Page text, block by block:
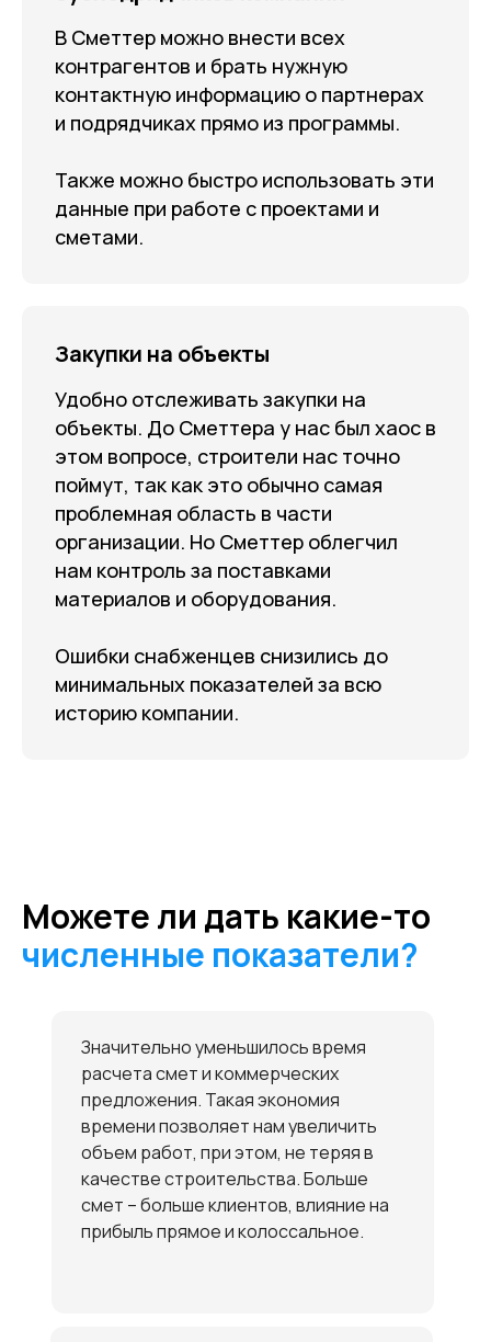
В Сметтер можно внести всех
контрагентов и брать нужную
контактную информацию о партнерах
и подрядчиках прямо из программы.
Также можно быстро использовать эти
данные при работе с проектами и
сметами.
Закупки на объекты
Удобно отслеживать закупки на
объекты. До Сметтера у нас был хаос в
этом вопросе, строители нас точно
поймут, так как это обычно самая
проблемная область в части
организации. Но Сметтер облегчил
нам контроль за поставками
материалов и оборудования.
Ошибки снабженцев снизились до
минимальных показателей за всю
историю компании.
Можете ли дать какие-то
численные показатели?
Значительно уменьшилось время
расчета смет и коммерческих
предложения. Такая экономия
времени позволяет нам увеличить
объем работ, при этом, не теряя в
качестве строительства. Больше
смет – больше клиентов, влияние на
прибыль прямое и колоссальное.